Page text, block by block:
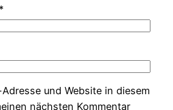
*
und Website in diesem
nächsten Kommentar